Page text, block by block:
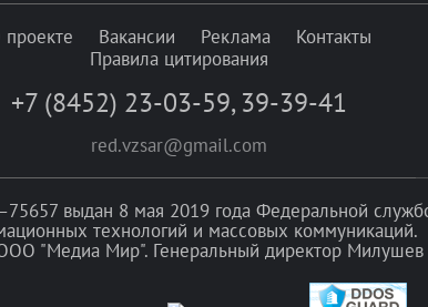
Вакансии Реклама
Контакты
Правила цитирования
+7 (8452) 23-03-59, 39-39-41
red.vzsar@gmail.com
выдан 8 мая 2019 года Федеральной
технологий и массовых коммуникаций.
"Медиа Мир". Генеральный директор